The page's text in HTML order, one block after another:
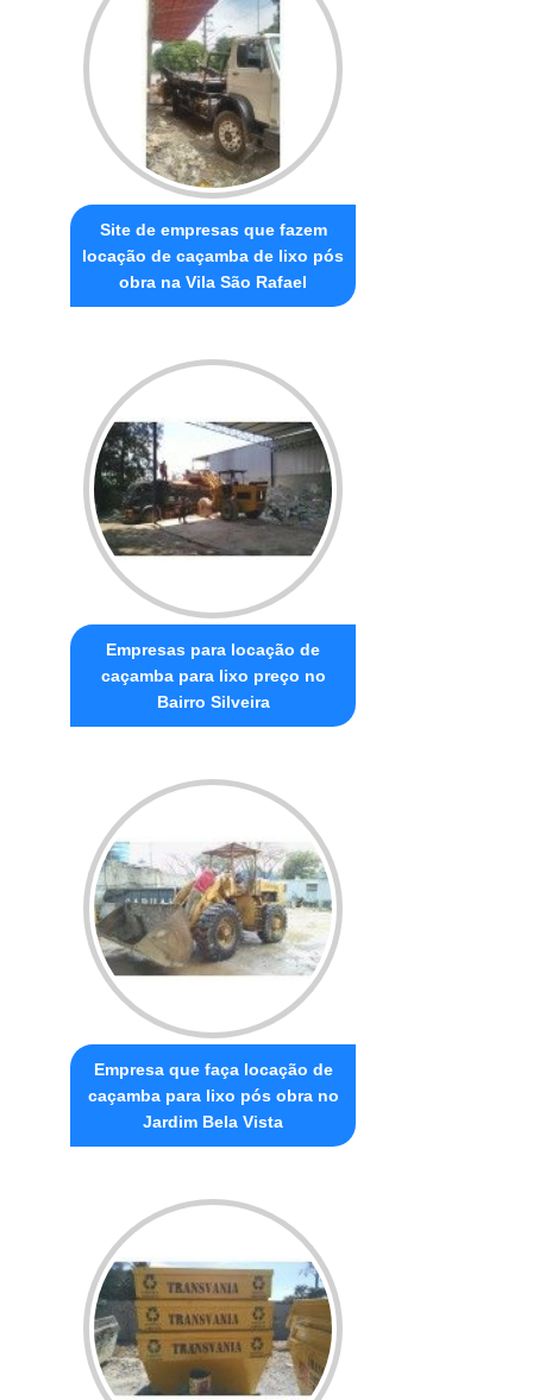
Site de empresas que fazem
locação de caçamba de lixo pós
obra na Vila São Rafael
Empresas para locação de
caçamba para lixo preço no
Bairro Silveira
Empresa que faça locação de
caçamba para lixo pós obra no
Jardim Bela Vista